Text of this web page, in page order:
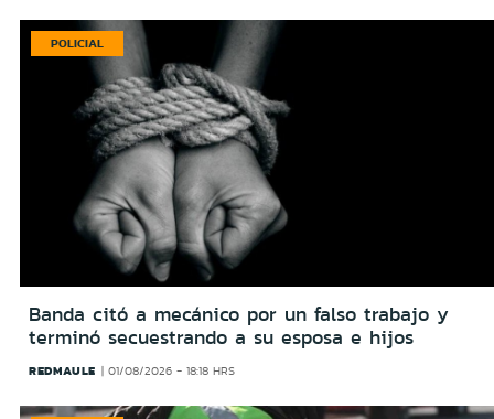
POLICIAL
Banda citó a mecánico por un falso trabajo y
terminó secuestrando a su esposa e hijos
REDMAULE 01/08/2026 - 18:18 HRS